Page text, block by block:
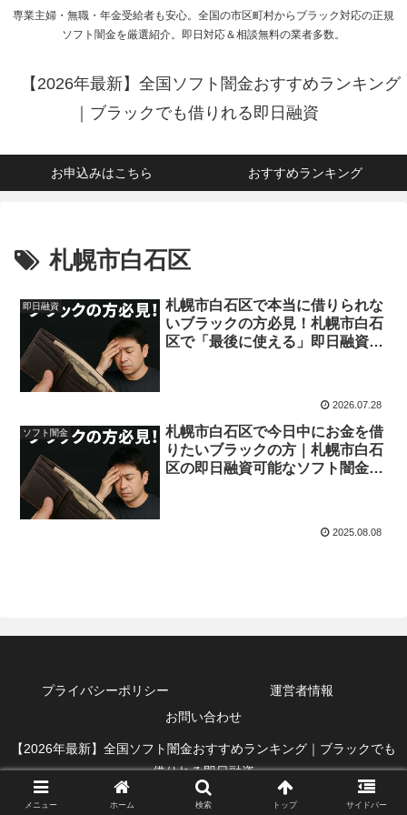
専業主婦・無職・年金受給者も安心。全国の市区町村からブラック対応の正規
ソフト闇金を厳選紹介。即日対応＆相談無料の業者多数。
【2026年最新】全国ソフト闇金おすすめランキング
｜ブラックでも借りれる即日融資
お申込みはこちら おすすめランキング
札幌市白石区
即日融資
札幌市白石区で本当に借りられな
いブラックの方必見！札幌市白石
区で「最後に使える」即日融資で
2026.07.28
ソフト闇金
札幌市白石区で今日中にお金を借
りたいブラックの方｜札幌市白石
区の即日融資可能なソフト闇金・
2025.08.08
プライバシーポリシー
運営者情報
お問い合わせ
【2026年最新】全国ソフト闇金おすすめランキング｜ブラックでも
借りれる即日融資
メニュー ホーム 検索 トップ サイドバー